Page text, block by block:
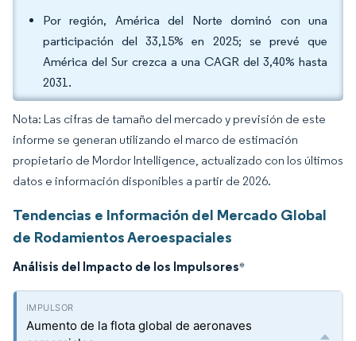
Por región, América del Norte dominó con una
participación del 33,15% en 2025; se prevé que
América del Sur crezca a una CAGR del 3,40% hasta
2031.
Nota: Las cifras de tamaño del mercado y previsión de este
informe se generan utilizando el marco de estimación
propietario de Mordor Intelligence, actualizado con los últimos
datos e información disponibles a partir de 2026.
Tendencias e Información del Mercado Global
de Rodamientos Aeroespaciales
Análisis del Impacto de los Impulsores*
Aumento de la flota global de aeronaves